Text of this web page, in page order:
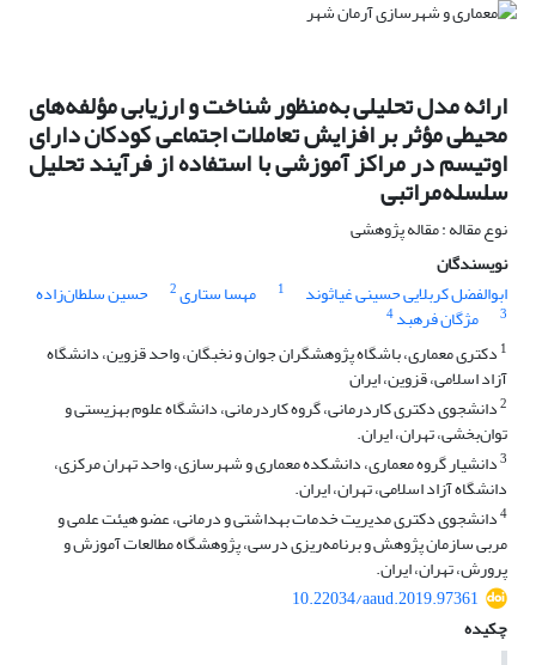
ارائه مدل تحلیلی به‌منظور شناخت و ارزیابی مؤلفه‌های
محیطی مؤثر بر افزایش تعاملات اجتماعی کودکان دارای
اوتیسم در مراکز آموزشی با استفاده از فرآیند تحلیل
سلسله‌مراتبی
نوع مقاله : مقاله پژوهشی
نویسندگان
ابوالفضل کربلایی حسینی غیاثوند
1 مهسا ستاری2 حسین سلطان‌زاده
3 مژگان فرهبد4
1 دکتری معماری، باشگاه پژوهشگران جوان و نخبگان، واحد قزوین، دانشگاه
آزاد اسلامی، قزوین، ایران
2دانشجوی دکتری کاردرمانی، گروه کاردرمانی، دانشگاه علوم بهزیستی و
توان‌بخشی، تهران، ایران.
3دانشیار گروه معماری، دانشکده معماری و شهرسازی، واحد تهران مرکزی،
دانشگاه آزاد اسلامی، تهران، ایران.
4دانشجوی دکتری مدیریت خدمات بهداشتی و درمانی، عضو هیئت علمی و
مربی سازمان پژوهش و برنامه‌ریزی درسی، پژوهشگاه مطالعات آموزش و
پرورش، تهران، ایران.
10.22034/aaud.2019.97361
چکیده